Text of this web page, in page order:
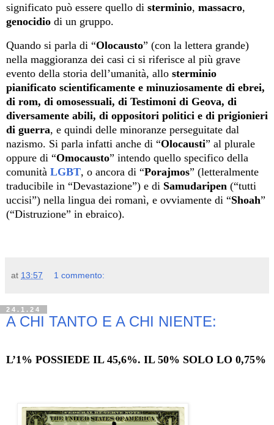
significato può essere quello di sterminio, massacro,
genocidio di un gruppo.
Quando si parla di “Olocausto” (con la lettera grande)
nella maggioranza dei casi ci si riferisce al più grave
evento della storia dell’umanità, allo sterminio
pianificato scientificamente e minuziosamente di ebrei,
di rom, di omosessuali, di Testimoni di Geova, di
diversamente abili, di oppositori politici e di prigionieri
di guerra, e quindi delle minoranze perseguitate dal
nazismo. Si parla infatti anche di “Olocausti” al plurale
oppure di “Omocausto” intendo quello specifico della
comunità LGBT, o ancora di “Porajmos” (letteralmente
traducibile in “Devastazione”) e di Samudaripen (“tutti
uccisi”) nella lingua dei romanì, e ovviamente di “Shoah”
(“Distruzione” in ebraico).
at 13:57 1 commento:
24.1.24
A CHI TANTO E A CHI NIENTE:
L’1% POSSIEDE IL 45,6%. IL 50% SOLO LO 0,75%